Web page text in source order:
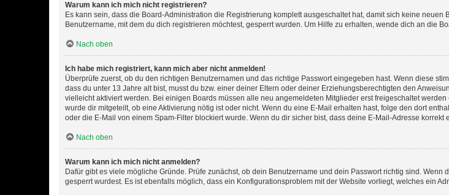
Warum kann ich mich nicht registrieren?
Es kann sein, dass die Board-Administration die Registrierung komplett ausgeschaltet hat, damit sich keine
Benutzername, mit dem du dich registrieren möchtest, gesperrt wurden. Um Hilfe zu erhalten, wende dich an die
Nach oben
Ich habe mich registriert, kann mich aber nicht anmelden!
Überprüfe zuerst, ob du den richtigen Benutzernamen und das richtige Passwort eingegeben hast. Wenn diese
dass du unter 13 Jahre alt bist, musst du bzw. einer deiner Eltern oder deiner Erziehungsberechtigten den
vielleicht aktiviert werden. Bei einigen Boards müssen alle neu angemeldeten Mitglieder erst freigeschaltet
wurde dir mitgeteilt, ob eine Aktivierung nötig ist oder nicht. Wenn du eine E-Mail erhalten hast, folge den dort
oder die E-Mail von einem Spam-Filter blockiert wurde. Wenn du dir sicher bist, dass deine E-Mail-Adresse
Nach oben
Warum kann ich mich nicht anmelden?
Dafür gibt es viele mögliche Gründe. Prüfe zunächst, ob dein Benutzername und dein Passwort richtig sind.
gesperrt wurdest. Es ist ebenfalls möglich, dass ein Konfigurationsproblem mit der Website vorliegt, welches ein